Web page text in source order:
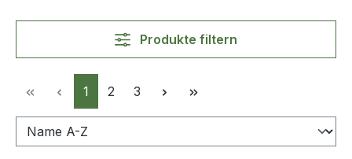
Produkte filtern
Seite
1 Seite
2 Seite
3